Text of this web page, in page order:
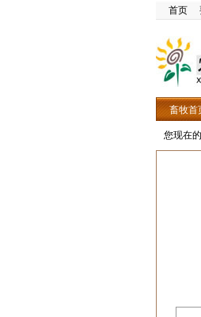
首页
畜牧首
您现在